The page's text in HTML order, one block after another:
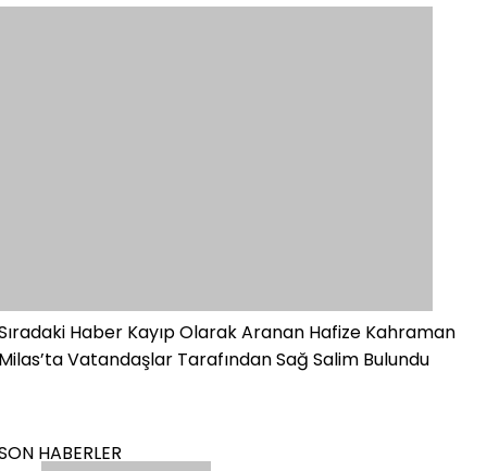
Haber Kayıp Olarak Aranan Hafize Kahraman
Vatandaşlar Tarafından Sağ Salim Bulundu
HABERLER